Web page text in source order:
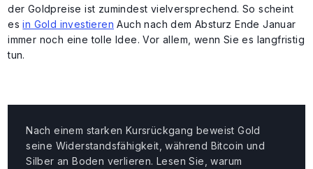
der Goldpreise ist zumindest vielversprechend. So scheint
esin Gold investieren Auch nach dem Absturz Ende Januar
immer noch eine tolle Idee. Vor allem, wenn Sie es langfristig
tun.
Nach einem starken Kursrückgang beweist Gold
seine Widerstandsfähigkeit, während Bitcoin und
Silber an Boden verlieren. Lesen Sie, warum